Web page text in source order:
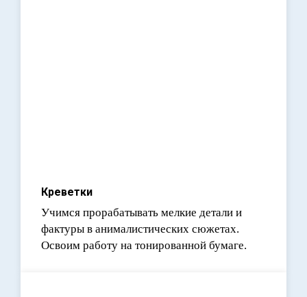
Креветки
Учимся прорабатывать мелкие детали и
фактуры в анималистических сюжетах.
Освоим работу на тонированной бумаге.